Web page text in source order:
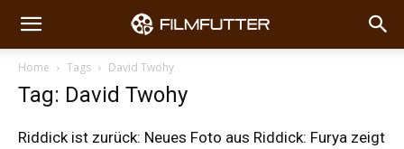
Home Tags David Twohy
Tag: David Twohy
Riddick ist zurück: Neues Foto aus Riddick: Furya zeigt